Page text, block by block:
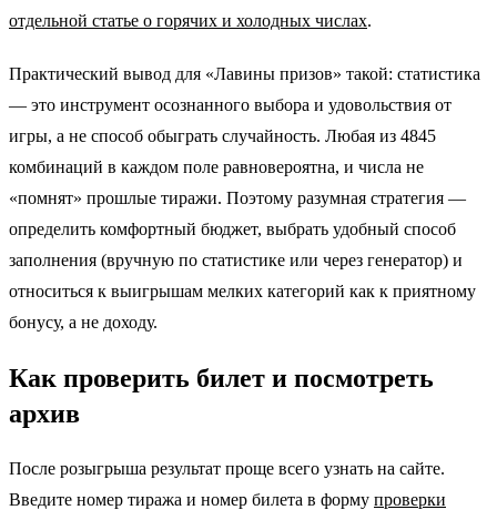
отдельной статье о горячих и холодных числах.
Практический вывод для «Лавины призов» такой: статистика
— это инструмент осознанного выбора и удовольствия от
игры, а не способ обыграть случайность. Любая из 4845
комбинаций в каждом поле равновероятна, и числа не
«помнят» прошлые тиражи. Поэтому разумная стратегия —
определить комфортный бюджет, выбрать удобный способ
заполнения (вручную по статистике или через генератор) и
относиться к выигрышам мелких категорий как к приятному
бонусу, а не доходу.
Как проверить билет и посмотреть
архив
После розыгрыша результат проще всего узнать на сайте.
Введите номер тиража и номер билета в форму проверки